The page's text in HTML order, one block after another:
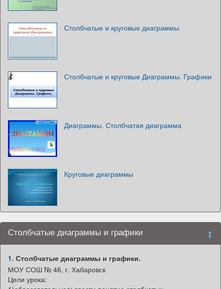
Столбчатые и круговые диаграммы
Столбчатые и круговые Диаграммы. Графики
Диаграммы. Столбчатая диаграмма
Круговые диаграммы
Столбчатые диаграммы и графики
1. Столбчатые диаграммы и графики.
МОУ СОШ № 46, г. Хабаровск
Цели урока: